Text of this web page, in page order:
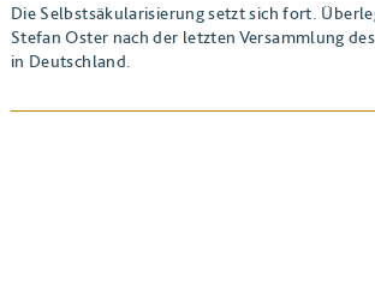
Die Selbstsäkularisierung setzt sich fort.
Stefan Oster nach der letzten Versammlung
in Deutschland.